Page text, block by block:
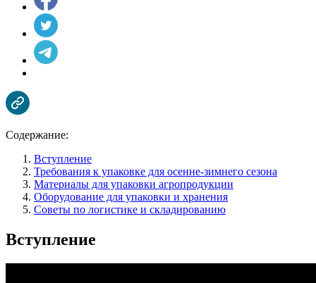
Содержание:
Вступление
Требования к упаковке для осенне-зимнего сезона
Материалы для упаковки агропродукции
Оборудование для упаковки и хранения
Советы по логистике и складированию
Вступление